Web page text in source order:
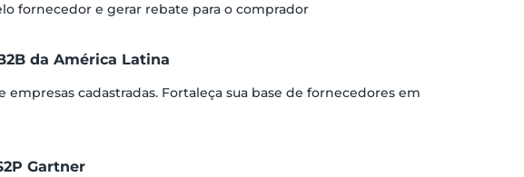
fornecedor e gerar rebate para o comprador
da América Latina
empresas cadastradas. Fortaleça sua base de fornecedores em
Gartner